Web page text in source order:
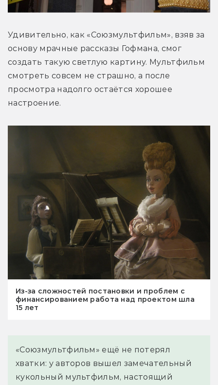
Удивительно, как «Союзмультфильм», взяв за
основу мрачные рассказы Гофмана, смог
создать такую светлую картину. Мультфильм
смотреть совсем не страшно, а после
просмотра надолго остаётся хорошее
настроение.
Из-за сложностей постановки и проблем с
финансированием работа над проектом шла
15 лет
«Союзмультфильм» ещё не потерял
хватки: у авторов вышел замечательный
кукольный мультфильм, настоящий